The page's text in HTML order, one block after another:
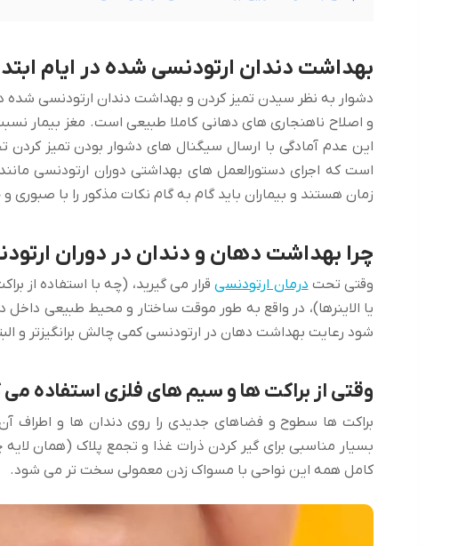
بهداشت دندان ارتودنسی شده در ایام
دشوار به نظر سیدن تمیز کردن و بهداشت دندان ارتودنسی شده
و اصلاح ناهنجاری های دهانی کاملا طبیعی است. مغز بیمار
این عدم آمادگی با ارسال سیگنال های دشوار بودن تمیز کردن
است که اجرای دستورالعمل های بهداشتی دوران ارتودنسی
زمان هستند و بیماران باید گام به گام نکات مذکور را با صبوری
چرا بهداشت دهان و دندان در دوران
وقتی تحت درمان ارتودنسیقرار می گیرید، (چه با استفاده از
یا الاینرها)، در واقع به طور موقت ساختار و محیط طبیعی
شود رعایت بهداشت دهان در ارتودنسی کمی چالش برانگیزتر و
وقتی از براکت ها و سیم های فلزی استفاده
براکت ها سطوح و فضاهای جدیدی را روی دندان ها و اطراف
بسیار مناسبی برای گیر کردن ذرات غذا و تجمع پلاک (همان
کامل همه این نواحی با مسواک زدن معمولی سخت تر می شود.